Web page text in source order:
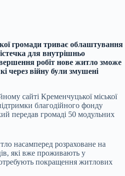
громади триває облаштування
для внутрішньо
робіт нове житло зможе
через війну були змушені
сайті Кременчуцької міської
благодійного фонду
передав громаді 50 модульних
насамперед розраховане на
які вже проживають у
покращення житлових